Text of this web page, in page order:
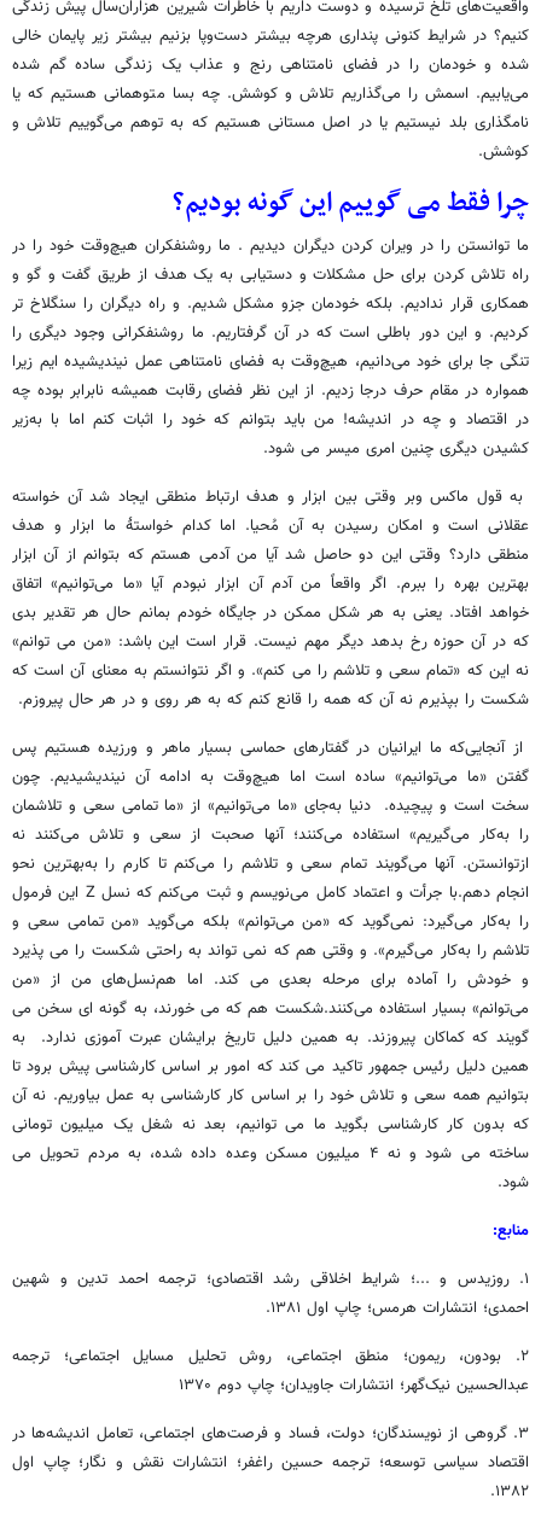
واقعیت‌های تلخ ترسیده و دوست داریم با خاطرات شیرین هزاران‌سال پیش زندگی
کنیم؟ در شرایط کنونی پنداری هرچه بیشتر دست‌وپا بزنیم بیشتر زیر پایمان خالی
شده و خودمان را در فضای نامتناهی رنج و عذاب یک زندگی ساده گم شده
می‌یابیم. اسمش را می‌گذاریم تلاش و کوشش. چه بسا متوهمانی هستیم که یا
نامگذاری بلد نیستیم یا در اصل مستانی هستیم که به توهم می‌گوییم تلاش و
کوشش.
چرا فقط می گوییم این گونه بودیم؟
ما توانستن را در ویران کردن دیگران دیدیم . ما روشنفکران هیچ‌وقت خود را در
راه تلاش کردن برای حل مشکلات و دستیابی به یک هدف از طریق گفت و گو و
همکاری قرار ندادیم. بلکه خودمان جزو مشکل شدیم. و راه دیگران را سنگلاخ تر
کردیم. و این دور باطلی است که در آن گرفتاریم. ما روشنفکرانی وجود دیگری را
تنگی جا برای خود می‌دانیم، هیچ‌وقت به فضای نامتناهی عمل نیندیشیده ایم زیرا
همواره در مقام حرف درجا زدیم. از این نظر فضای رقابت همیشه نابرابر بوده چه
در اقتصاد و چه در اندیشه! من باید بتوانم که خود را اثبات کنم اما با به‌زیر
کشیدن دیگری چنین امری میسر می شود.
به قول ماکس وبر وقتی بین ابزار و هدف ارتباط منطقی ایجاد شد آن خواسته
عقلانی است و امکان رسیدن به آن مُحیا. اما کدام خواستۀ ما ابزار و هدف
منطقی دارد؟ وقتی این دو حاصل شد آیا من آدمی هستم که بتوانم از آن ابزار
بهترین بهره را ببرم. اگر واقعاً من آدم آن ابزار نبودم آیا «ما می‌توانیم» اتفاق
خواهد افتاد. یعنی به هر شکل ممکن در جایگاه خودم بمانم حال هر تقدیر بدی
که در آن حوزه رخ بدهد دیگر مهم نیست. قرار است این باشد: «من می توانم»
نه این که «تمام سعی و تلاشم را می کنم». و اگر نتوانستم به معنای آن است که
شکست را بپذیرم نه آن که همه را قانع کنم که به هر روی و در هر حال پیروزم.
از آنجایی‌که ما ایرانیان در گفتارهای حماسی بسیار ماهر و ورزیده هستیم پس
گفتن «ما می‌توانیم» ساده است اما هیچ‌وقت به ادامه آن نیندیشیدیم. چون
سخت است و پیچیده. دنیا به‌جای «ما می‌توانیم» از «ما تمامی سعی و تلاشمان
را به‌کار می‌گیریم» استفاده می‌کنند؛ آنها صحبت از سعی و تلاش می‌کنند نه
ازتوانستن. آنها می‌گویند تمام سعی و تلاشم را می‌کنم تا کارم را به‌بهترین نحو
انجام دهم.با جرأت و اعتماد کامل می‌نویسم و ثبت می‌کنم که نسل Z این فرمول
را به‌کار می‌گیرد: نمی‌گوید که «من می‌توانم» بلکه می‌گوید «من تمامی سعی و
تلاشم را به‌کار می‌گیرم». و وقتی هم که نمی تواند به راحتی شکست را می پذیرد
و خودش را آماده برای مرحله بعدی می کند. اما هم‌نسل‌های من از «من
می‌توانم» بسیار استفاده می‌کنند.شکست هم که می خورند، به گونه ای سخن می
گویند که کماکان پیروزند. به همین دلیل تاریخ برایشان عبرت آموزی ندارد. به
همین دلیل رئیس جمهور تاکید می کند که امور بر اساس کارشناسی پیش برود تا
بتوانیم همه سعی و تلاش خود را بر اساس کار کارشناسی به عمل بیاوریم. نه آن
که بدون کار کارشناسی بگوید ما می توانیم، بعد نه شغل یک میلیون تومانی
ساخته می شود و نه ۴ میلیون مسکن وعده داده شده، به مردم تحویل می
شود.
منابع:
۱. روزیدس و ...؛ شرایط اخلاقی رشد اقتصادی؛ ترجمه احمد تدین و شهین
احمدی؛ انتشارات هرمس؛ چاپ اول ۱۳۸۱.
۲. بودون، ریمون؛ منطق اجتماعی، روش تحلیل مسایل اجتماعی؛ ترجمه
عبدالحسین نیک‌گهر؛ انتشارات جاویدان؛ چاپ دوم ۱۳۷۰
۳. گروهی از نویسندگان؛ دولت، فساد و فرصت‌های اجتماعی، تعامل اندیشه‌ها در
اقتصاد سیاسی توسعه؛ ترجمه حسین راغفر؛ انتشارات نقش و نگار؛ چاپ اول
۱۳۸۲.